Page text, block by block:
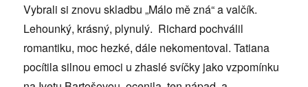
Vybrali si znovu skladbu „Málo mě zná“ a valčík.
Lehounký, krásný, plynulý. Richard pochválil
romantiku, moc hezké, dále nekomentoval. Tatiana
pocítila silnou emoci u zhaslé svíčky jako vzpomínku